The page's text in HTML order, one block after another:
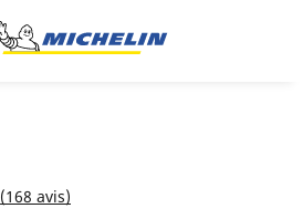
(168 avis)